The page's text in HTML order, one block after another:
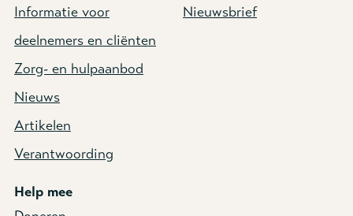
Informatie voor
deelnemers en cliënten
Zorg- en hulpaanbod
Nieuws
Artikelen
Verantwoording
Nieuwsbrief
Help mee